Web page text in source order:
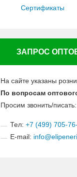
Сертификаты
ЗАПРОС
На сайте указаны
По вопросам
Просим звонить/писать:
Тел: +7 (499) 705-
E-mail: